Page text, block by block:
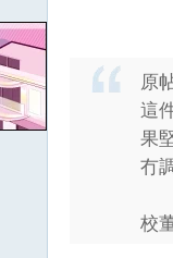
原
這
果
冇
校